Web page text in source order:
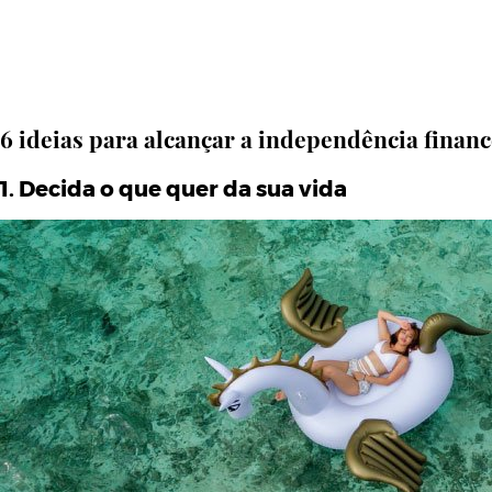
6 ideias para alcançar a independência
1. Decida o que quer da sua vida